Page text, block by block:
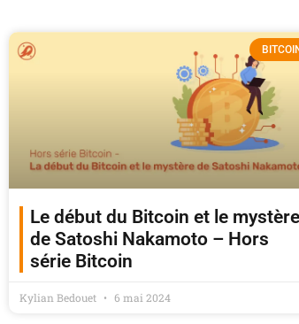
Le début du Bitcoin et le mystère
de Satoshi Nakamoto – Hors
série Bitcoin
Kylian Bedouet 6 mai 2024